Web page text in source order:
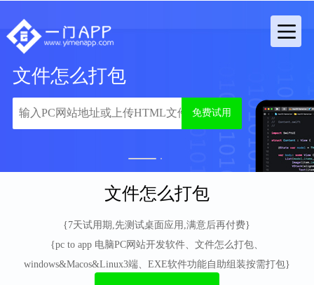
文件怎么打包
免费试用
文件怎么打包
{7天试用期,先测试桌面应用,满意后再付费}
{pc to app 电脑PC网站开发软件、文件怎么打包、
windows&Macos&Linux3端、EXE软件功能自助组装按需打包}